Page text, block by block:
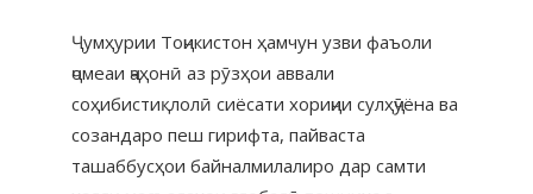
Ҷумҳурии Тоҷикистон ҳамчун узви фаъоли
ҷомеаи ҷаҳонӣ аз рӯзҳои аввали
соҳибистиқлолӣ сиёсати хориҷии сулҳҷӯёна ва
созандаро пеш гирифта, пайваста
ташаббусҳои байналмилалиро дар самти